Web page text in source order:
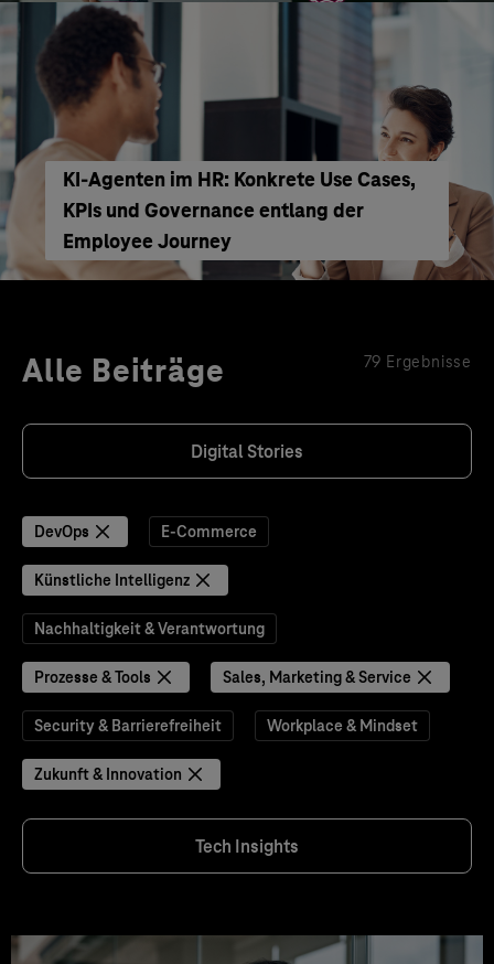
KI‑Agenten im HR: Konkrete Use Cases,
KPIs und Governance entlang der
Employee Journey
Alle Beiträge 79 Ergebnisse
Digital Stories
DevOps E-Commerce
Künstliche Intelligenz
Nachhaltigkeit & Verantwortung
Prozesse & Tools Sales, Marketing & Service
Security & Barrierefreiheit Workplace & Mindset
Zukunft & Innovation
Tech Insights